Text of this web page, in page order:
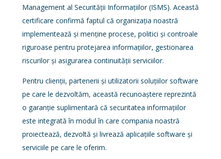
Management al Securității Informațiilor (ISMS). Această
certificare confirmă faptul că organizația noastră
implementează și menține procese, politici și controale
riguroase pentru protejarea informațiilor, gestionarea
riscurilor și asigurarea continuității serviciilor.
Pentru clienții, partenerii și utilizatorii soluțiilor software
pe care le dezvoltăm, această recunoaștere reprezintă
o garanție suplimentară că securitatea informațiilor
este integrată în modul în care compania noastră
proiectează, dezvoltă și livrează aplicațiile software și
serviciile pe care le oferim.